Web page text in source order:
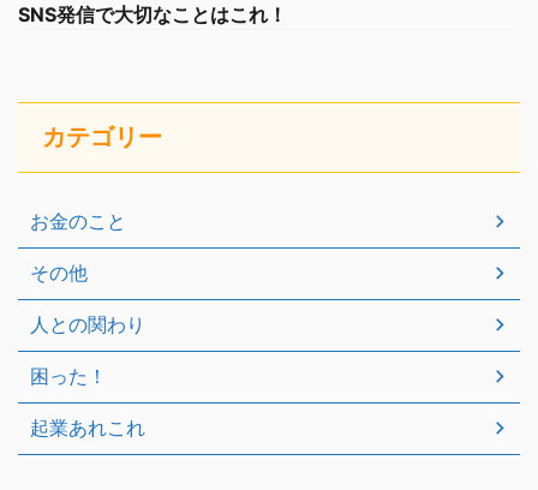
SNS発信で大切なことはこれ！
カテゴリー
お金のこと
その他
人との関わり
困った！
起業あれこれ